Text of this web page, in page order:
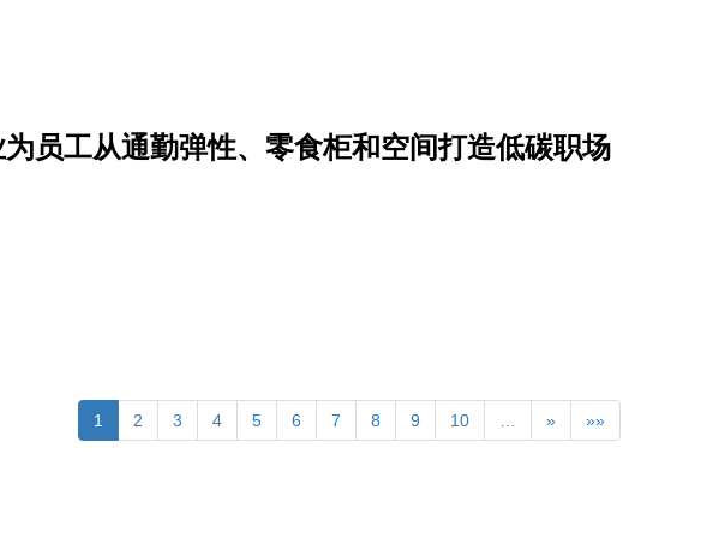
员工从通勤弹性、零食柜和空间打造低碳职场
1 2 3 4 5 6 7 8 9 10 … » »»